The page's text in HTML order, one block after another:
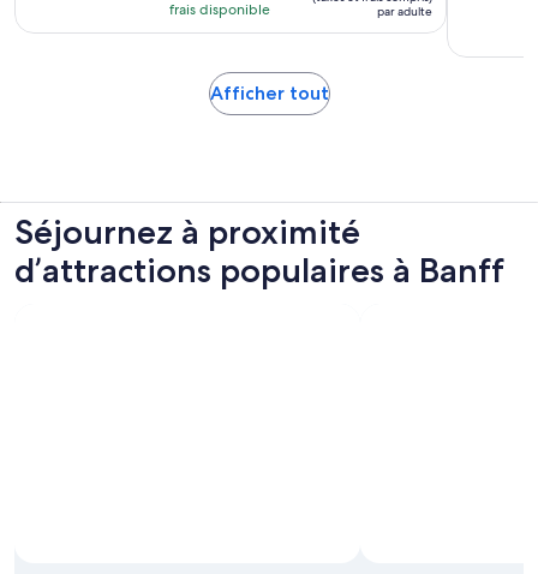
avec
210 avis
frais disponible
est
de 164 $ CA.
adulte
par adulte
Afficher toutS’ouvre
Séjournez à proximité
d’attractions populaires à Banff